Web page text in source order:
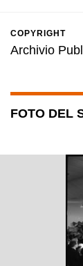
COPYRIGHT
Archivio
FOTO DEL